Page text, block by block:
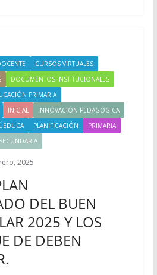
CURSOS VIRTUALES
DOCUMENTOS INSTITUCIONALES
PRIMARIA
INICIAL
INNOVACIÓN PEDAGÓGICA
PLANIFICACIÓN
PRIMARIA
SECUNDARIA
2025
DEL BUEN
2025 Y LOS
DE DEBEN